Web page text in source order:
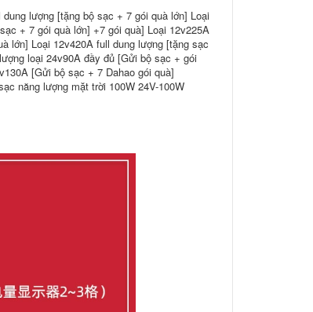
lượng [tặng bộ sạc + 7 gói quà lớn] Loại
+ 7 gói quà lớn] +7 gói quà] Loại 12v225A
lớn] Loại 12v420A full dung lượng [tặng sạc
loại 24v90A đầy đủ [Gửi bộ sạc + gói
[Gửi bộ sạc + 7 Dahao gói quà]
năng lượng mặt trời 100W 24V-100W